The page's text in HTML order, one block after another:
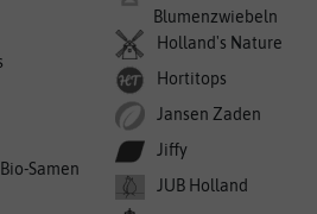
Samen
Blumenzwiebeln
Holland's Nature
Hortitops
Jansen Zaden
Jiffy
JUB Holland